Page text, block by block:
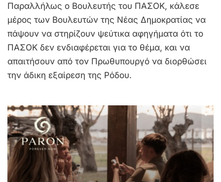
Παραλλήλως ο Βουλευτής του ΠΑΣΟΚ, κάλεσε
μέρος των Βουλευτών της Νέας Δημοκρατίας να
πάψουν να στηρίζουν ψεύτικα αφηγήματα ότι το
ΠΑΣΟΚ δεν ενδιαφέρεται για το θέμα, και να
απαιτήσουν από τον Πρωθυπουργό να διορθώσει
την άδικη εξαίρεση της Ρόδου.